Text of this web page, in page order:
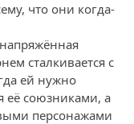
что они когда-
сталкивается с
ей нужно
её союзниками, а
персонажами